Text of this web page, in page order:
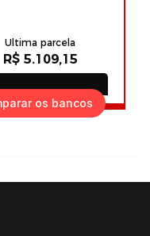
os bancos